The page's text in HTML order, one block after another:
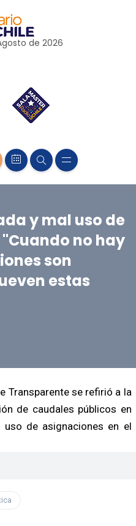
de 2026
y mal uso de
no hay
son
estas
Transparente se refirió a la
de caudales públicos en
de asignaciones en el